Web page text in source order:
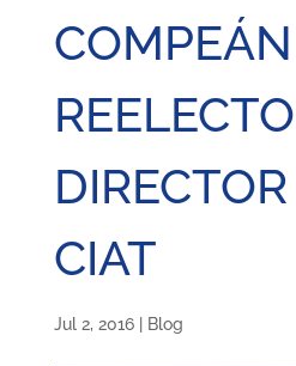
CIAT
Jul 2, 2016| Blog